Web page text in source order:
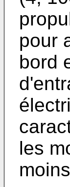
pour
bord
les
moins